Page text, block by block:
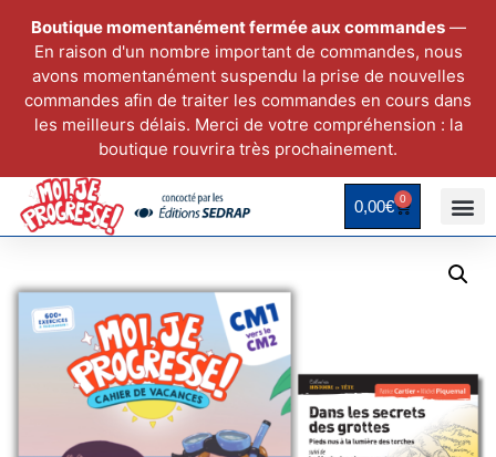
Boutique momentanément fermée aux commandes—
En raison d'un nombre important de commandes, nous
avons momentanément suspendu la prise de nouvelles
commandes afin de traiter les commandes en cours dans
les meilleurs délais. Merci de votre compréhension : la
boutique rouvrira très prochainement.
0,00€ 0